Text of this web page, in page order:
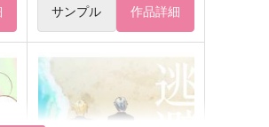
サンプル 作品詳細